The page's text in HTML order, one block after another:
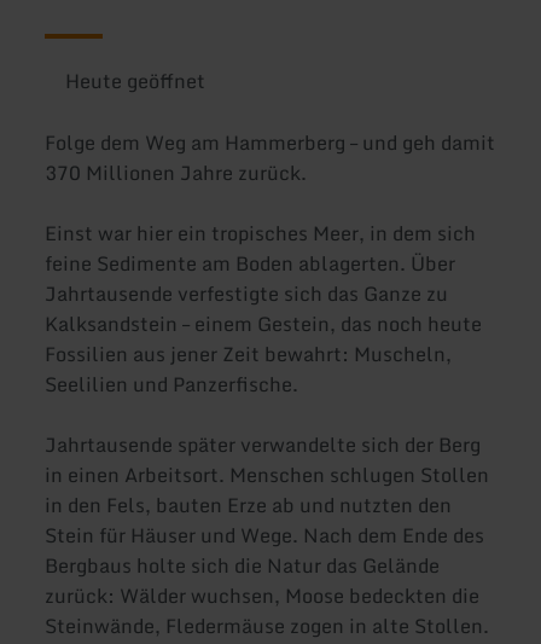
Heute geöffnet
Folge dem Weg am Hammerberg – und geh damit
370 Millionen Jahre zurück.
Einst war hier ein tropisches Meer, in dem sich
feine Sedimente am Boden ablagerten. Über
Jahrtausende verfestigte sich das Ganze zu
Kalksandstein – einem Gestein, das noch heute
Fossilien aus jener Zeit bewahrt: Muscheln,
Seelilien und Panzerfische.
Jahrtausende später verwandelte sich der Berg
in einen Arbeitsort. Menschen schlugen Stollen
in den Fels, bauten Erze ab und nutzten den
Stein für Häuser und Wege. Nach dem Ende des
Bergbaus holte sich die Natur das Gelände
zurück: Wälder wuchsen, Moose bedeckten die
Steinwände, Fledermäuse zogen in alte Stollen.